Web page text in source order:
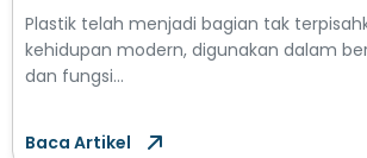
Plastik telah menjadi bagian tak
kehidupan modern, digunakan dalam
dan fungsi...
Baca Artikel